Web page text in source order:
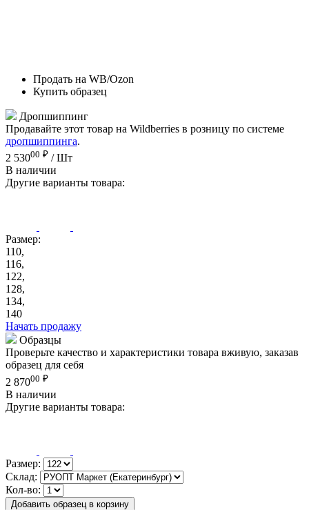
Продать на WB/Ozon
Купить образец
Дропшиппинг
Продавайте этот товар на Wildberries в розницу по системе
дропшиппинга.
2 53000 ₽ / Шт
В наличии
Другие варианты товара:
Размер:
110,
116,
122,
128,
134,
140
Начать продажу
Образцы
Проверьте качество и характеристики товара вживую, заказав
образец для себя
2 87000 ₽
В наличии
Другие варианты товара:
Размер:
Склад:
Кол-во:
Добавить образец в корзину